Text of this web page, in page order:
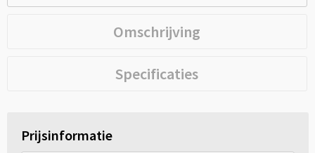
Omschrijving
Specificaties
Prijsinformatie